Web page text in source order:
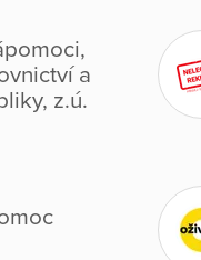
a
z.ú.